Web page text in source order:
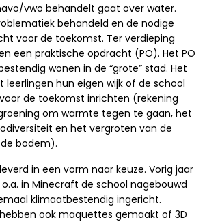
vwo behandelt gaat over water.
behandeld en de nodige
voor de toekomst. Ter verdieping
een praktische opdracht (PO). Het PO
wonen in de “grote” stad. Het
leerlingen hun eigen wijk of de school
de toekomst inrichten (rekening
om warmte tegen te gaan, het
en het vergroten van de
bodem).
in een vorm naar keuze. Vorig jaar
in Minecraft de school nagebouwd
klimaatbestendig ingericht.
ook maquettes gemaakt of 3D